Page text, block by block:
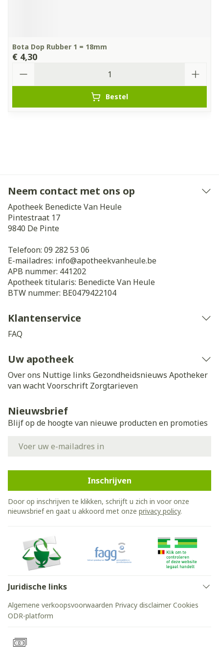
Bota Dop Rubber 1 = 18mm
€ 4,30
Bestel
Neem contact met ons op
Apotheek Benedicte Van Heule
Pintestraat 17
9840 De Pinte
Telefoon: 09 282 53 06
E-mailadres: info@apotheekvanheule.be
APB nummer: 441202
Apotheek titularis: Benedicte Van Heule
BTW nummer: BE0479422104
Klantenservice
FAQ
Uw apotheek
Over ons Nuttige links Gezondheidsnieuws Apotheker
van wachtVoorschrift Zorgtarieven
Nieuwsbrief
Blijf op de hoogte van nieuwe producten en promoties
Inschrijven
Door op inschrijven te klikken, schrijft u zich in voor onze
nieuwsbrief en gaat u akkoord met onze privacy policy.
Juridische links
Algemene verkoopsvoorwaarden Privacy disclaimer Cookies
ODR-platform